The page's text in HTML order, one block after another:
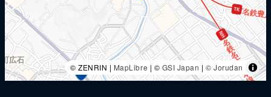
© ZENRIN | MapLibre | © GSI Japan |© Jorudan